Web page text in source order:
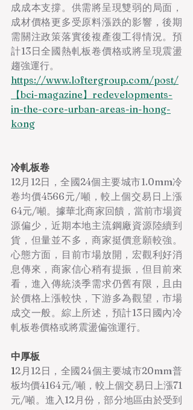
成成本支撐。供需將呈現雙弱的局面，
成材價格更多受原料漲跌的影響，後期
需關注政策落實後複產復工得情況。預
計13日全國熱軋板卷價格或將呈現震盪
趨強運行。
https://www.loftergroup.com/post/
【bci-magazine】redevelopments-
in-the-core-urban-areas-in-hong-
kong
冷軋板卷
12月12日，全國24個主要城市1.0mm冷
卷均價4566元/噸，較上個交易日上漲
64元/噸。據華北商家回饋，當前市場資
源偏少，近期本地主流鋼廠資源陸續到
貨，但量並不多，商家挺價意願較強。
心態方面，目前市場放開，宏觀利好消
息傳來，商家信心稍有提振，但目前來
看，進入傳統淡季需求仍舊有限，且由
於價格上漲較快，下游多為觀望，市場
成交一般。綜上所述，預計13日國內冷
軋板卷價格或將震盪偏強運行。
中厚板
12月12日，全國24個主要城市20mm普
板均價4164元/噸，較上個交易日上漲71
元/噸。進入12月份，部分地區由於受到